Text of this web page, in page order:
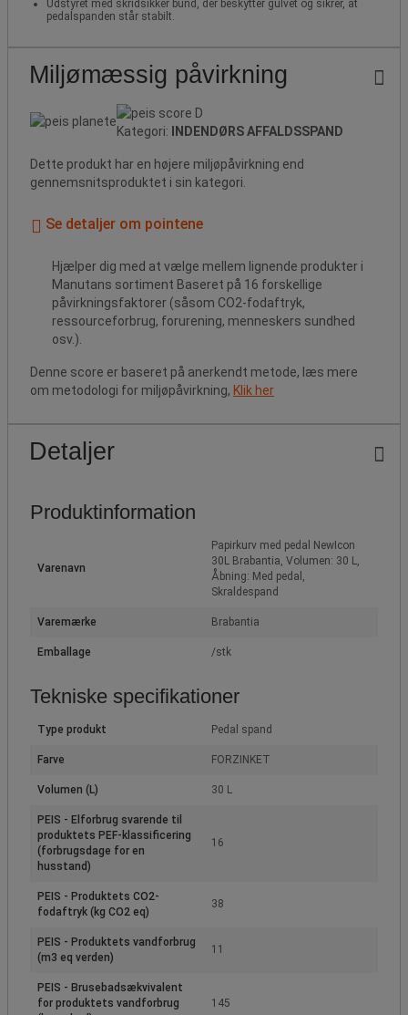
Udstyret med skridsikker bund, der beskytter gulvet og sikrer, at
pedalspanden står stabilt.
Miljømæssig påvirkning
Kategori: INDENDØRS AFFALDSSPAND
Dette produkt har en højere miljøpåvirkning end
gennemsnitsproduktet i sin kategori.
Se detaljer om pointene
Hjælper dig med at vælge mellem lignende produkter i
Manutans sortiment Baseret på 16 forskellige
påvirkningsfaktorer (såsom CO2-fodaftryk,
ressourceforbrug, forurening, menneskers sundhed
osv.).
Denne score er baseret på anerkendt metode, læs mere
om metodologi for miljøpåvirkning, Klik her
Detaljer
Produktinformation
Varenavn
Papirkurv med pedal NewIcon
30L Brabantia, Volumen: 30 L,
Åbning: Med pedal,
Skraldespand
Varemærke Brabantia
Emballage /stk
Tekniske specifikationer
Type produkt Pedal spand
Farve FORZINKET
Volumen (L) 30 L
PEIS - Elforbrug svarende til
produktets PEF-klassificering
(forbrugsdage for en
husstand)
16
PEIS - Produktets CO2-
fodaftryk (kg CO2 eq)
38
PEIS - Produktets vandforbrug
(m3 eq verden)
11
PEIS - Brusebadsækvivalent
for produktets vandforbrug
145